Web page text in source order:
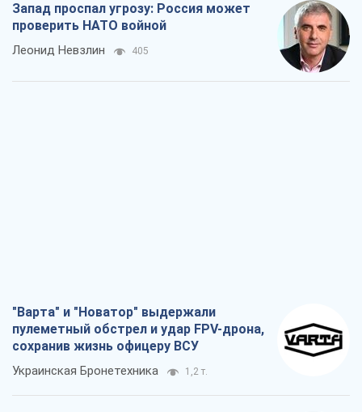
Запад проспал угрозу: Россия может
проверить НАТО войной
Леонид Невзлин 405
"Варта" и "Новатор" выдержали
пулеметный обстрел и удар FPV-дрона,
сохранив жизнь офицеру ВСУ
Украинская Бронетехника 1,2 т.